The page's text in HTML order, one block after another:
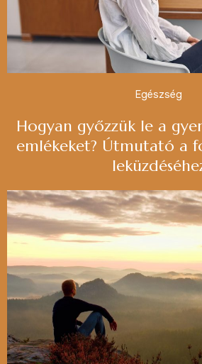
Egészség
Hogyan győzzük le a
emlékeket? Útmutató a